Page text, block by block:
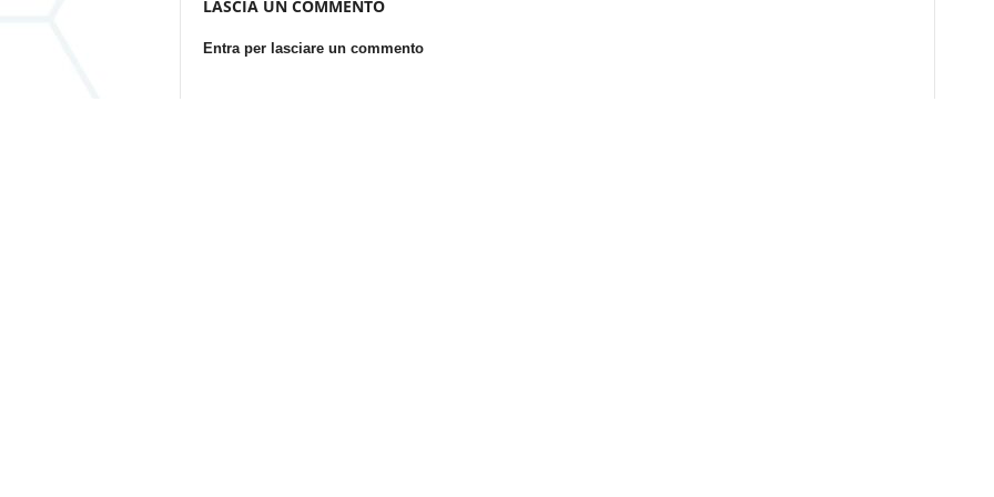
LASCIA UN COMMENTO
Entra per lasciare un commento